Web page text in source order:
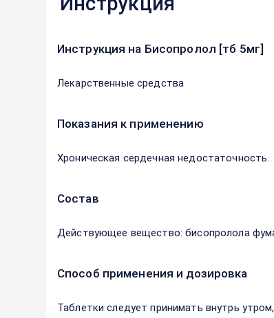
Инструкция на Бисопролол [тб 5мг]
Лекарственные средства
Показания к применению
Хроническая сердечная недостаточность.
Состав
Действующее вещество: бисопролола
Способ применения и дозировка
Таблетки следует принимать внутрь